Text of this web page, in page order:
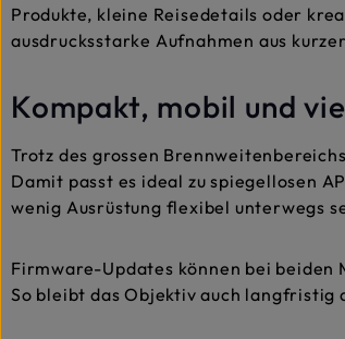
Produkte, kleine Reisedetails oder
ausdrucksstarke Aufnahmen aus
Kompakt, mobil und
Trotz des grossen
Damit passt es ideal zu spiegellosen
wenig Ausrüstung flexibel unterwegs
Firmware-Updates können bei beiden
So bleibt das Objektiv auch langfristig